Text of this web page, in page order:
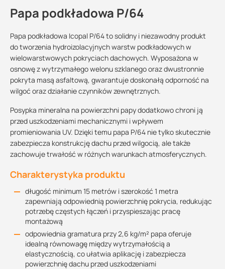
Papa podkładowa P/64
Papa podkładowa Icopal P/64 to solidny i niezawodny produkt
do tworzenia hydroizolacyjnych warstw podkładowych w
wielowarstwowych pokryciach dachowych. Wyposażona w
osnowę z wytrzymałego welonu szklanego oraz dwustronnie
pokryta masą asfaltową, gwarantuje doskonałą odporność na
wilgoć oraz działanie czynników zewnętrznych.
Posypka mineralna na powierzchni papy dodatkowo chroni ją
przed uszkodzeniami mechanicznymi i wpływem
promieniowania UV. Dzięki temu papa P/64 nie tylko skutecznie
zabezpiecza konstrukcję dachu przed wilgocią, ale także
zachowuje trwałość w różnych warunkach atmosferycznych.
Charakterystyka produktu
długość minimum 15 metrów i szerokość 1 metra
zapewniają odpowiednią powierzchnię pokrycia, redukując
potrzebę częstych łączeń i przyspieszając pracę
montażową
odpowiednia gramatura przy 2,6 kg/m² papa oferuje
idealną równowagę między wytrzymałością a
elastycznością, co ułatwia aplikację i zabezpiecza
powierzchnię dachu przed uszkodzeniami